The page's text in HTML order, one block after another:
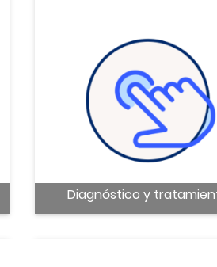
Diagnóstico y